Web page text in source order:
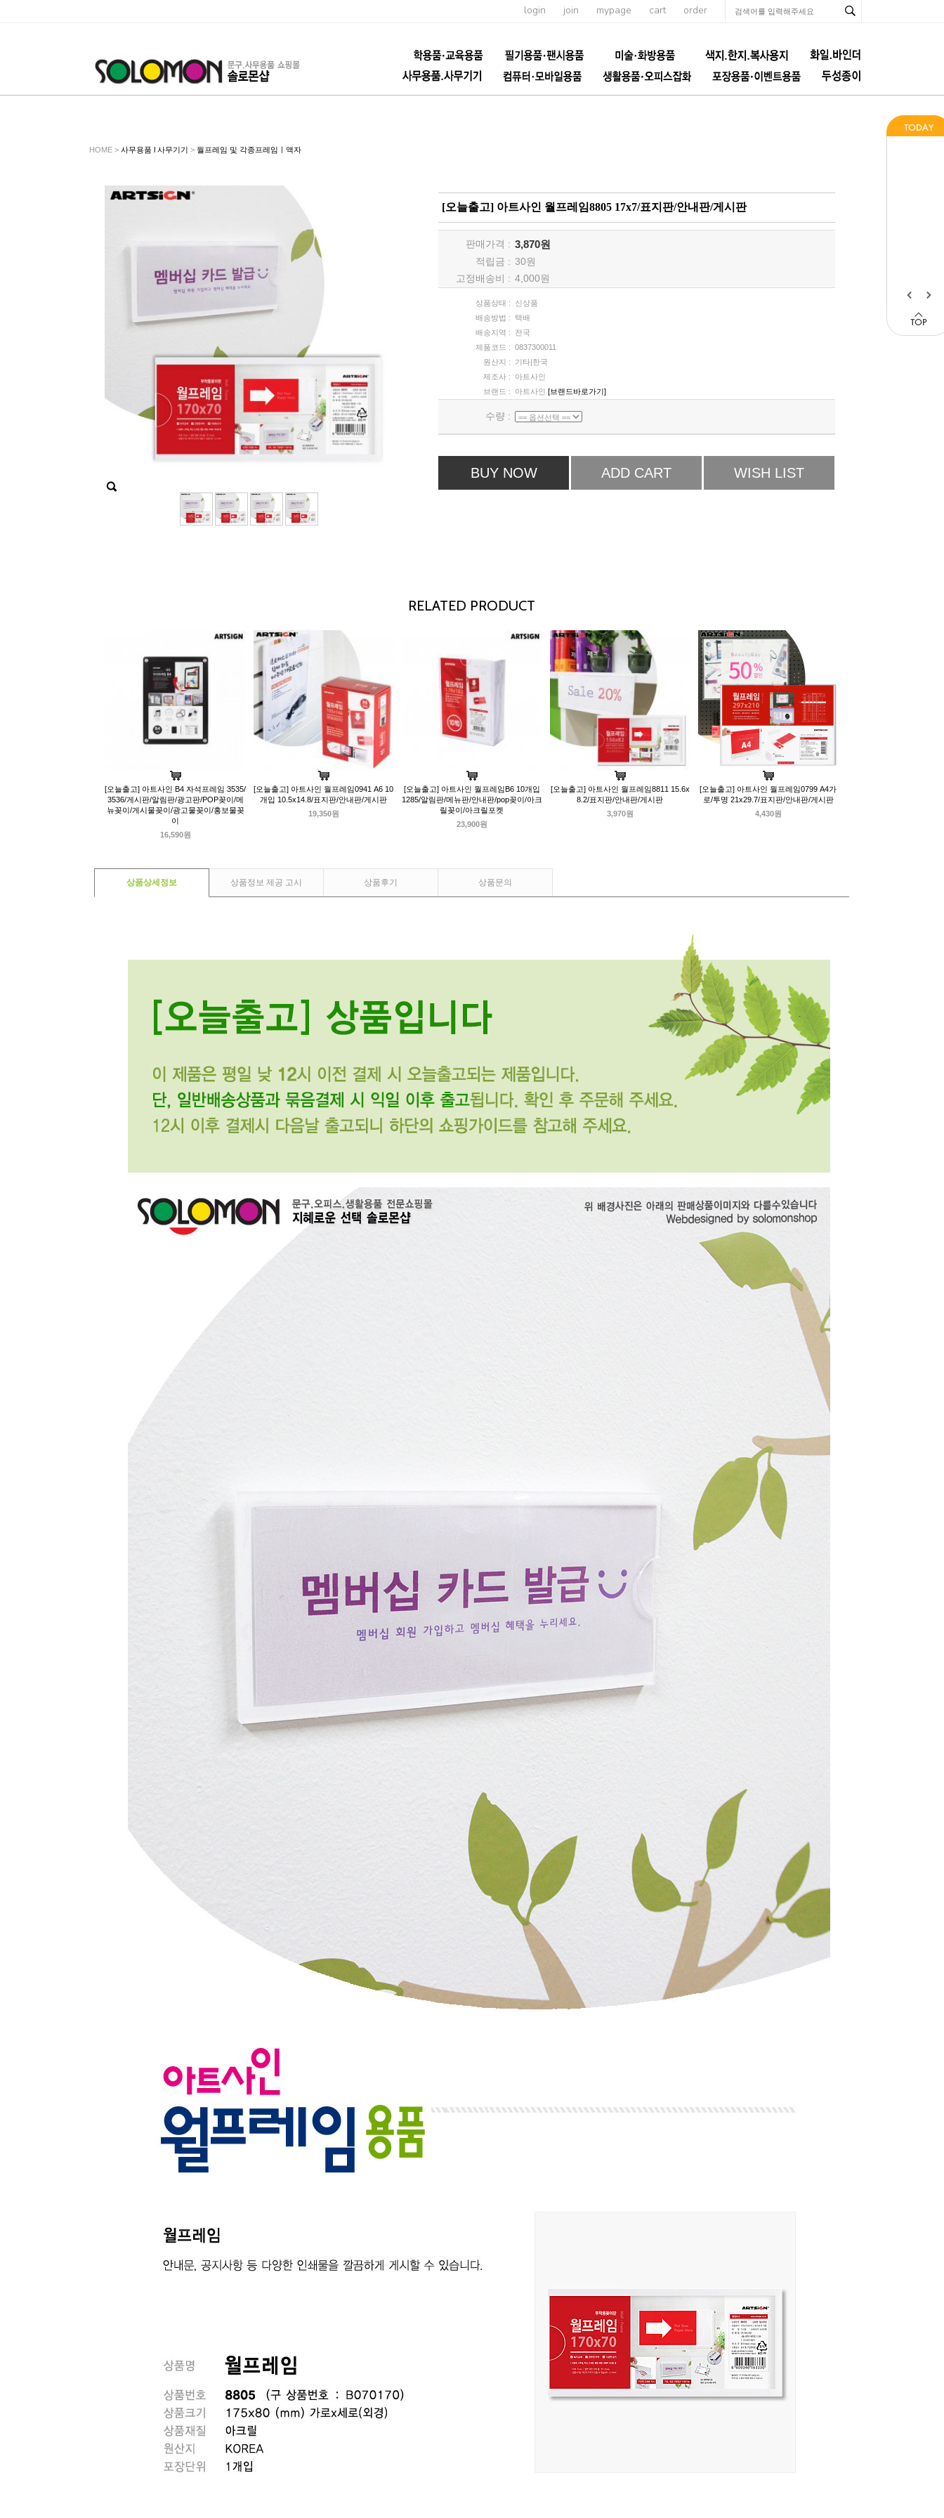
login join mypage cart order
HOME > 사무용품 l 사무기기 > 월프레임 및 각종프레임ㅣ액자
[오늘출고] 아트사인 월프레임8805 17x7/표지판/안내판/게시판
판매가격 : 3,870원
적립금 : 30원
고정배송비 : 4,000원
상품상태 :
신상품
배송방법 :
택배
배송지역 :
전국
제품코드 : 0837300011
원산지 :
기타|한국
제조사 :
아트사인
브랜드 :
아트사인 [브랜드바로가기]
수량 :
BUY NOW ADD CART WISH LIST
RELATED PRODUCT
[오늘출고] 아트사인 B4 자석프레임 3535/
3536/게시판/알림판/광고판/POP꽂이/메
뉴꽂이/게시물꽂이/광고물꽂이/홍보물꽂
이
16,590원
[오늘출고] 아트사인 월프레임0941 A6 10
개입 10.5x14.8/표지판/안내판/게시판
19,350원
[오늘출고] 아트사인 월프레임B6 10개입
1285/알림판/메뉴판/안내판/pop꽂이/아크
릴꽂이/아크릴포켓
23,900원
[오늘출고] 아트사인 월프레임8811 15.6x
8.2/표지판/안내판/게시판
3,970원
[오늘출고] 아트사인 월프레임0799 A4가
로/투명 21x29.7/표지판/안내판/게시판
4,430원
상품상세정보 상품정보 제공 고시 상품후기 상품문의